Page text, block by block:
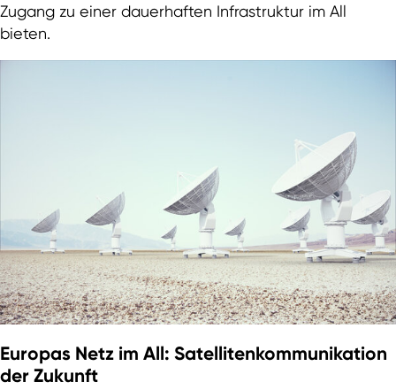
Zugang zu einer dauerhaften Infrastruktur im All
bieten.
Europas Netz im All: Satellitenkommunikation
der Zukunft